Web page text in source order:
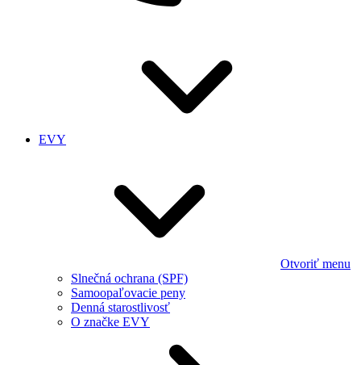
EVY
Otvoriť menu
Slnečná ochrana (SPF)
Samoopaľovacie peny
Denná starostlivosť
O značke EVY